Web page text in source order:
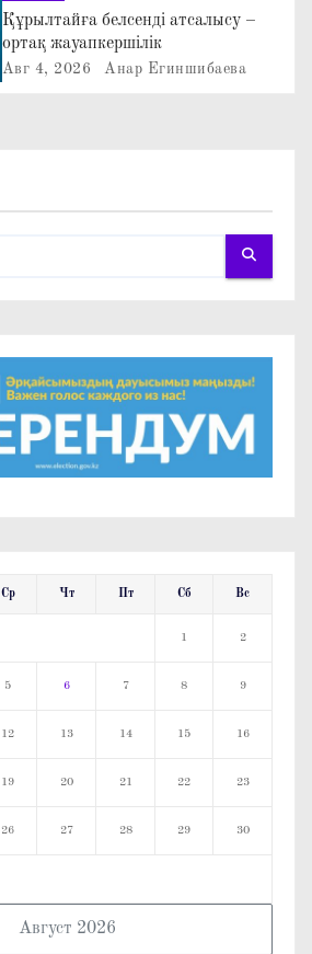
Құрылтайға белсенді атсалысу –
ортақ жауапкершілік
Авг 4, 2026 Анар Егиншибаева
Август 2026
Ср Чт Пт Сб Вс
1 2
5 6 7 8 9
12 13 14 15 16
19 20 21 22 23
26 27 28 29 30